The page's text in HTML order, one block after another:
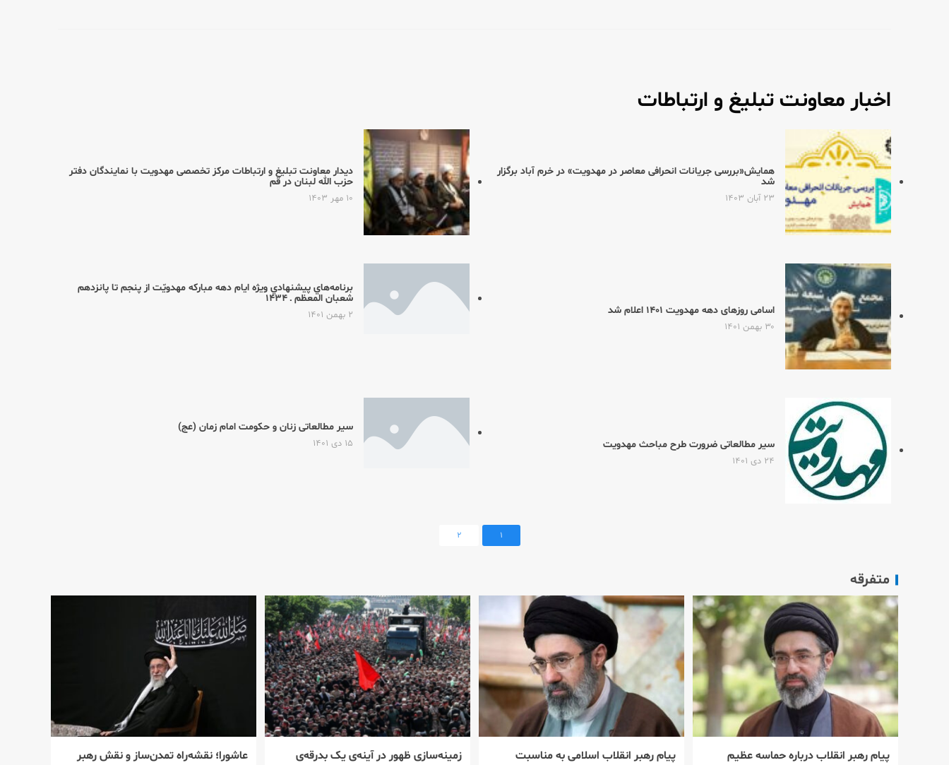
اخبار معاونت تبلیغ و ارتباطات
همایش«بررسی جریانات انحرافی معاصر در مهدویت» در خرم آباد برگزار
شد
۲۳ آبان ۱۴۰۳
دیدار معاونت تبلیغ و ارتباطات مرکز تخصصی مهدویت با نمایندگان دفتر
حزب الله لبنان در قم
۱۰ مهر ۱۴۰۳
اسامی روزهای دهه مهدویت ۱۴۰۱ اعلام شد
۳۰ بهمن ۱۴۰۱
برنامه‌هاي پيشنهادي ويژه ايام دهه مباركه مهدويّت از پنجم تا پانزدهم
شعبان المعظم ـ ۱۴۳۴
۲ بهمن ۱۴۰۱
سیر مطالعاتی ضرورت طرح مباحث مهدویت
۲۴ دی ۱۴۰۱
سیر مطالعاتی زنان و حكومت امام زمان (عج)
۱۵ دی ۱۴۰۱
۱ ۲
متفرقه
پیام رهبر انقلاب درباره حماسه عظیم
پیام رهبر انقلاب اسلامی به مناسبت
زمینه‌سازی ظهور در آینه‌ی یک بدرقه‌ی
عاشورا؛ نقشه‌راه تمدن‌ساز و نقش رهبر